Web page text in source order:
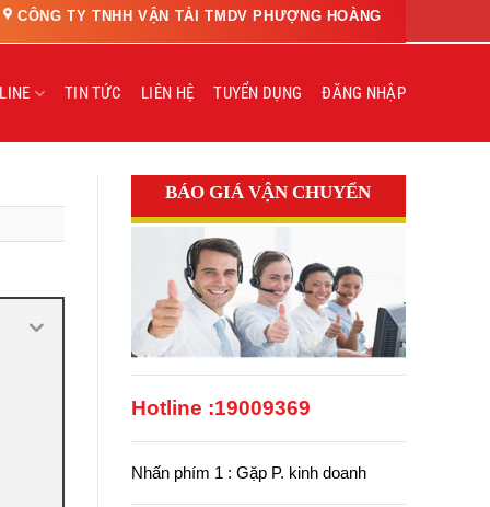
CÔNG TY TNHH VẬN TẢI TMDV PHƯỢNG HOÀNG
TIN TỨC LIÊN HỆ TUYỂN DỤNG ĐĂNG NHẬP
BÁO GIÁ VẬN CHUYỂN
Hotline :19009369
Nhấn phím 1 : Gặp P. kinh doanh